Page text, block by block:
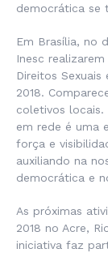
democrática se
Em Brasília, no
Inesc
Direitos
2018.
coletivos locais.
em rede é uma
força e
auxiliando na
democrática e
As próximas
2018 no Acre,
iniciativa faz